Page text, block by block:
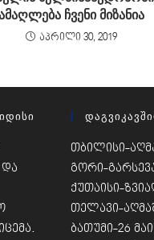
ჩვენი მიზანია
აპრილი 30, 2019
თბილისი-
გორი-
ქუთაისი-
თელავი-
ბათუმი-26